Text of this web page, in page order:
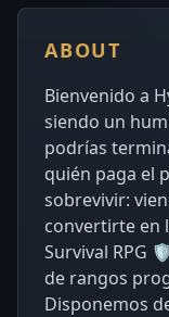
ABOUT
Bienvenido a
siendo un
podrías
quién paga el
sobrevivir:
convertirte en
Survival RPG
de rangos
Disponemos